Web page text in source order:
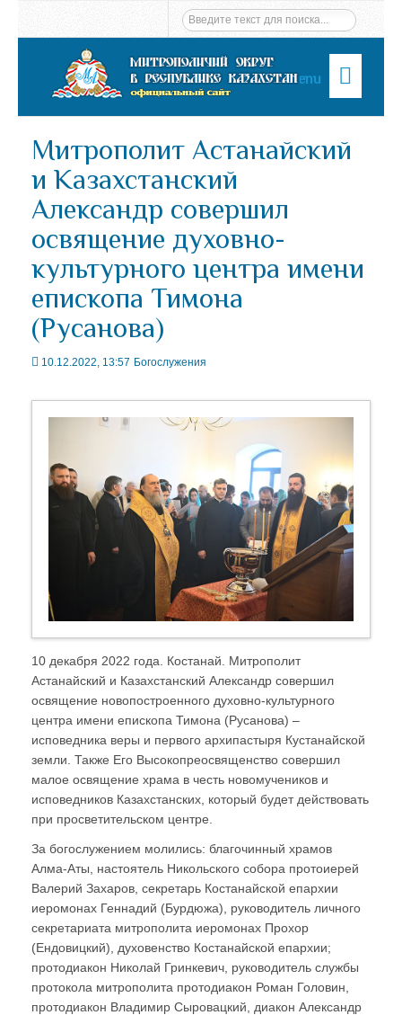
Menu
Митрополит Астанайский
и Казахстанский
Александр совершил
освящение духовно-
культурного центра имени
епископа Тимона
(Русанова)
10.12.2022, 13:57 Богослужения
10 декабря 2022 года. Костанай. Митрополит
Астанайский и Казахстанский Александр совершил
освящение новопостроенного духовно-культурного
центра имени епископа Тимона (Русанова) –
исповедника веры и первого архипастыря Кустанайской
земли. Также Его Высокопреосвященство совершил
малое освящение храма в честь новомучеников и
исповедников Казахстанских, который будет действовать
при просветительском центре.
За богослужением молились: благочинный храмов
Алма-Аты, настоятель Никольского собора протоиерей
Валерий Захаров, секретарь Костанайской епархии
иеромонах Геннадий (Бурдюжа), руководитель личного
секретариата митрополита иеромонах Прохор
(Ендовицкий), духовенство Костанайской епархии;
протодиакон Николай Гринкевич, руководитель службы
протокола митрополита протодиакон Роман Головин,
протодиакон Владимир Сыровацкий, диакон Александр